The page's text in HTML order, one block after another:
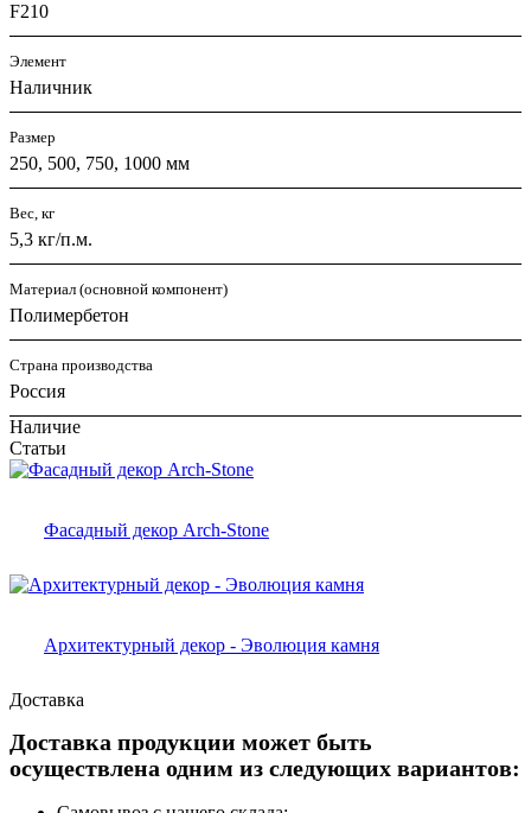
F210
Элемент
Наличник
Размер
250, 500, 750, 1000 мм
Вес, кг
5,3 кг/п.м.
Материал (основной компонент)
Полимербетон
Страна производства
Россия
Наличие
Статьи
Фасадный декор Arch-Stone
Архитектурный декор - Эволюция камня
Доставка
Доставка продукции может быть
осуществлена одним из следующих вариантов: